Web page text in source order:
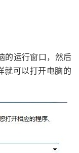
的运行窗口，然后
就可以打开电脑的